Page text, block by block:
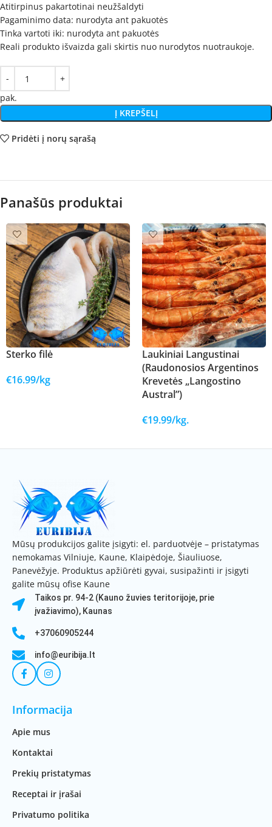
Atitirpinus pakartotinai neužšaldyti
Pagaminimo data: nurodyta ant pakuotės
Tinka vartoti iki: nurodyta ant pakuotės
Reali produkto išvaizda gali skirtis nuo nurodytos nuotraukoje.
pak.
Į KREPŠELĮ
Pridėti į norų sąrašą
Panašūs produktai
Sterko filė
€16.99/kg
Laukiniai Langustinai
(Raudonosios Argentinos
Krevetės „Langostino
Austral”)
€19.99/kg.
Mūsų produkcijos galite įsigyti: el. parduotvėje – pristatymas
nemokamas Vilniuje, Kaune, Klaipėdoje, Šiauliuose,
Panevėžyje. Produktus apžiūrėti gyvai, susipažinti ir įsigyti
galite mūsų ofise Kaune
Taikos pr. 94-2 (Kauno žuvies teritorijoje, prie
įvažiavimo), Kaunas
+37060905244
info@euribija.lt
Informacija
Apie mus
Kontaktai
Prekių pristatymas
Receptai ir įrašai
Privatumo politika